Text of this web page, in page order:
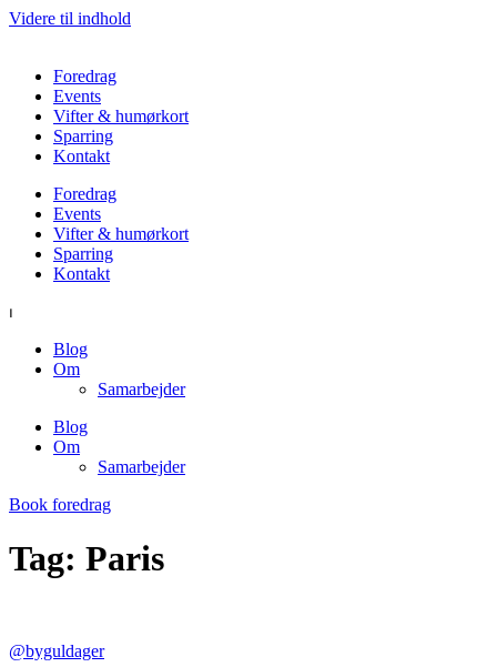
Videre til indhold
Foredrag
Events
Vifter & humørkort
Sparring
Kontakt
Foredrag
Events
Vifter & humørkort
Sparring
Kontakt
⏐
Blog
Om
Samarbejder
Blog
Om
Samarbejder
Book foredrag
Tag: Paris
@byguldager